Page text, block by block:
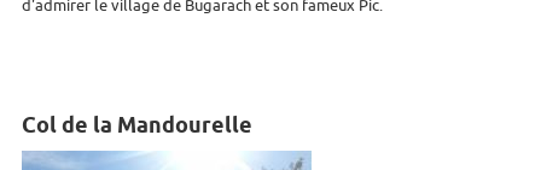
d'admirer le village de Bugarach et son fameux Pic.
Col de la Mandourelle